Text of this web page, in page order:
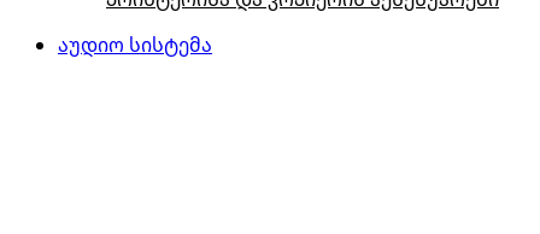
აუდიო სისტემა